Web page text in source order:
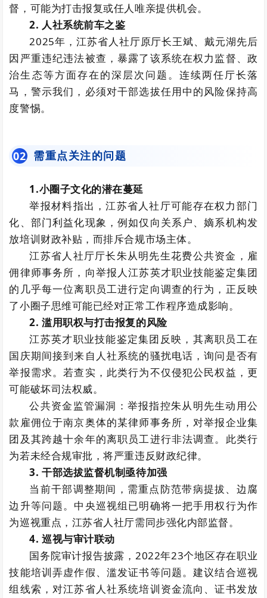
督，可能为打击报复或任人唯亲提供机会。
2. 人社系统前车之鉴
2025年，江苏省人社厅原厅长王斌、戴元湖先后
因严重违纪违法被查，暴露了该系统在权力监督、政
治生态等方面存在的深层次问题。连续两任厅长落
马，警示我们，必须对干部选拔任用中的风险保持高
度警惕。
02 需重点关注的问题
1.小圈子文化的潜在蔓延
举报材料指出，江苏省人社厅可能存在权力部门
化、部门利益化现象，例如仅向关系户、嫡系机构发
放培训财政补贴，而排斥合规市场主体。
江苏省人社厅厅长朱从明先生花费公共资金，雇
佣律师事务所，向举报人江苏英才职业技能鉴定集团
的几乎每一位离职员工进行定向调查的行为，正反映
了小圈子思维可能已经对正常工作程序造成影响。
2. 滥用职权与打击报复的风险
江苏英才职业技能鉴定集团反映，其离职员工在
国庆期间接到来自人社系统的骚扰电话，询问是否有
举报需求。若查实，此类行为不仅侵犯公民权益，更
可能破坏司法权威。
公共资金监管漏洞：举报指控朱从明先生动用公
款雇佣位于南京奥体的某律师事务所，对举报企业集
团及其跨越十余年的离职员工进行非法调查。此类行
为若未经合规审批，将严重违反财政纪律。
3. 干部选拔监督机制亟待加强
当前干部调整期间，需重点防范带病提拔、边腐
边升等问题。中央巡视组已明确将一把手用权行为作
为巡视重点，江苏省人社厅需同步强化内部监督。
4. 巡视与审计联动
国务院审计报告披露，2022年23个地区存在职业
技能培训弄虚作假、滥发证书等问题。建议结合巡视
组线索，对江苏省人社系统培训资金流向、证书发放